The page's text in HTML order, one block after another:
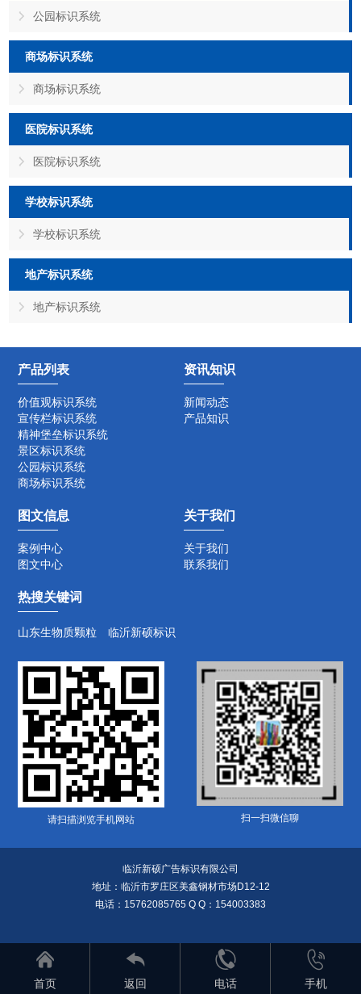
公园标识系统
商场标识系统
商场标识系统
医院标识系统
医院标识系统
学校标识系统
学校标识系统
地产标识系统
地产标识系统
产品列表
价值观标识系统
宣传栏标识系统
精神堡垒标识系统
景区标识系统
公园标识系统
商场标识系统
资讯知识
新闻动态
产品知识
图文信息
案例中心
图文中心
关于我们
关于我们
联系我们
热搜关键词
山东生物质颗粒 临沂新硕标识
请扫描浏览手机网站 扫一扫微信聊
临沂新硕广告标识有限公司
地址：临沂市罗庄区美鑫钢材市场D12-12
电话：15762085765 Q Q：154003383

首页

返回

电话

手机